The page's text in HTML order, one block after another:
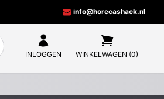
info@horecashack.nl
INLOGGEN WINKELWAGEN (0)